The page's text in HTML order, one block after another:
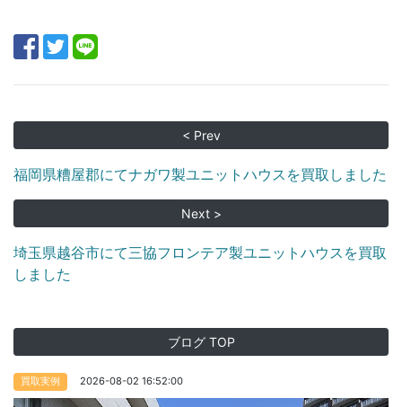
< Prev
福岡県糟屋郡にてナガワ製ユニットハウスを買取しました
Next >
埼玉県越谷市にて三協フロンテア製ユニットハウスを買取
しました
ブログ TOP
買取実例 2026-08-02 16:52:00